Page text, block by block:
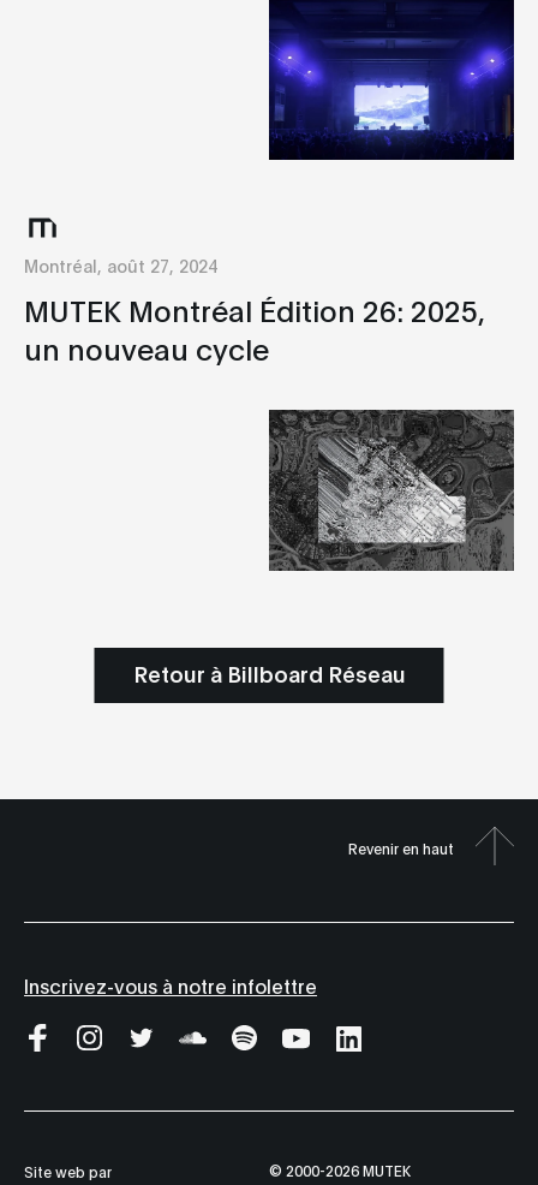
Montréal, août 27, 2024
MUTEK Montréal Édition 26: 2025,
un nouveau cycle
Retour à Billboard Réseau
Revenir en haut
Inscrivez-vous à notre infolettre
Site web par
© 2000-2026 MUTEK